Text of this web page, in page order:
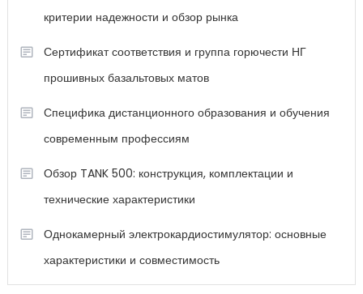
критерии надежности и обзор рынка
Сертификат соответствия и группа горючести НГ
прошивных базальтовых матов
Специфика дистанционного образования и обучения
современным профессиям
Обзор TANK 500: конструкция, комплектации и
технические характеристики
Однокамерный электрокардиостимулятор: основные
характеристики и совместимость